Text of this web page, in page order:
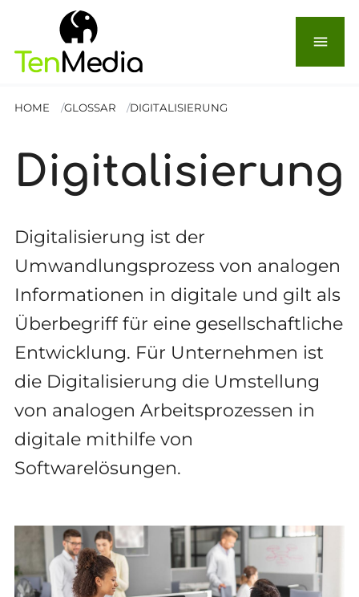
menu
HOME GLOSSAR DIGITALISIERUNG
Digitalisierung
Digitalisierung ist der
Umwandlungsprozess von analogen
Informationen in digitale und gilt als
Überbegriff für eine gesellschaftliche
Entwicklung. Für Unternehmen ist
die Digitalisierung die Umstellung
von analogen Arbeitsprozessen in
digitale mithilfe von
Softwarelösungen.